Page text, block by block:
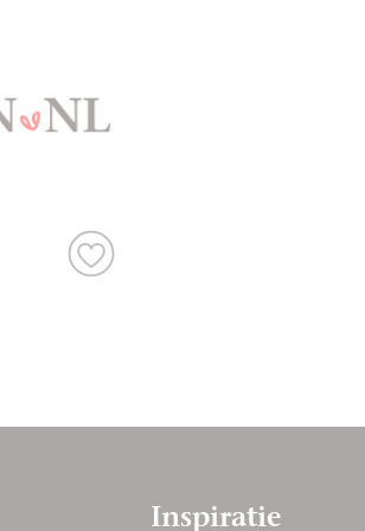
Inspiratie